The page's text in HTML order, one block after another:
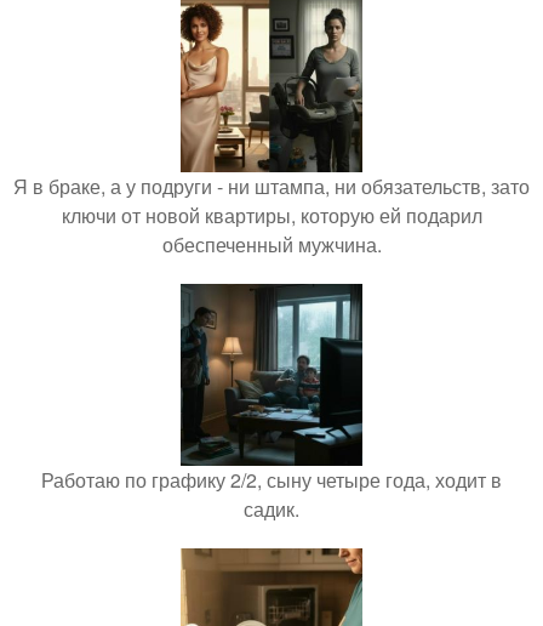
Я в браке, а у подруги - ни штампа, ни обязательств, зато
ключи от новой квартиры, которую ей подарил
обеспеченный мужчина.
Работаю по графику 2/2, сыну четыре года, ходит в
садик.